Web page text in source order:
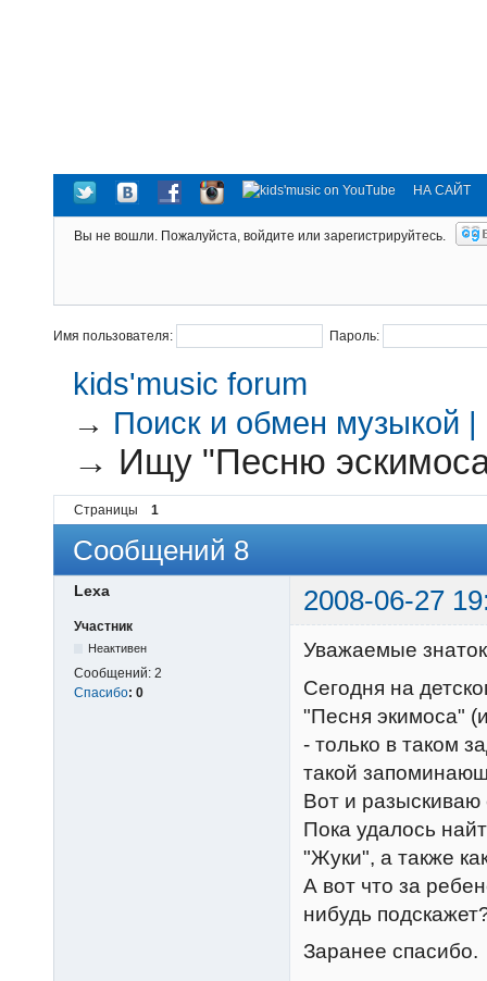
НА САЙТ
Вы не вошли. Пожалуйста, войдите или зарегистрируйтесь.
Имя пользователя: Пароль:
kids'music forum
→ Поиск и обмен музыкой
→ Ищу "Песню
Страницы 1
Сообщений 8
Lexa 2008-06-27
Участник
Неактивен
Сообщений: 2
Спасибо: 0
Уважаемые
Сегодня на
"Песня экимоса"
- только в таком
такой
Вот и разыскиваю
Пока удалось
"Жуки", а также
А вот что за
нибудь
Заранее спасибо.